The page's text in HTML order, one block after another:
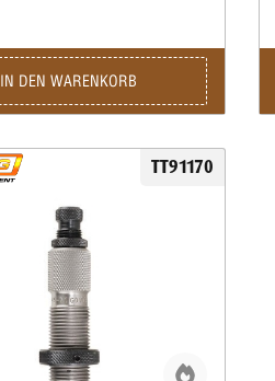
IN DEN WARENKORB
TT91170